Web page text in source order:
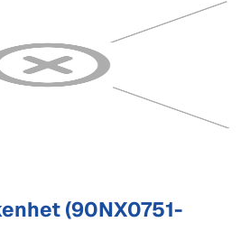
(90NX0751-